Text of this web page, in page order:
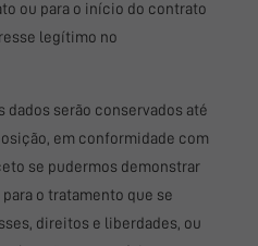
ou para o início do contrato
legítimo no
dados serão conservados até
em conformidade com
se pudermos demonstrar
o tratamento que se
direitos e liberdades, ou